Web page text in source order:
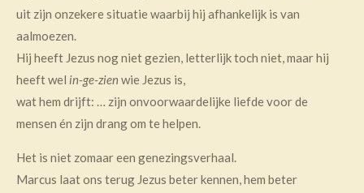
uit zijn onzekere situatie waarbij hij afhankelijk is van
aalmoezen.
Hij heeft Jezus nog niet gezien, letterlijk toch niet, maar hij
heeft wel in-ge-zien wie Jezus is,
wat hem drijft: … zijn onvoorwaardelijke liefde voor de
mensen én zijn drang om te helpen.
Het is niet zomaar een genezingsverhaal.
Marcus laat ons terug Jezus beter kennen, hem beter